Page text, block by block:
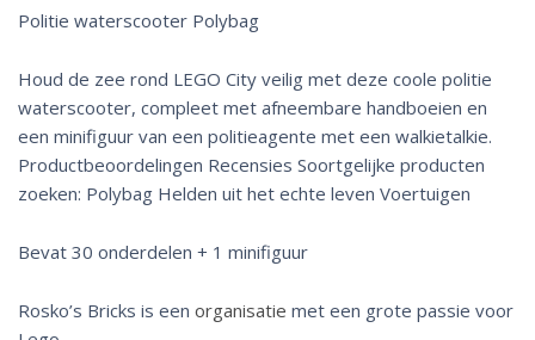
Politie waterscooter Polybag
Houd de zee rond LEGO City veilig met deze coole politie
waterscooter, compleet met afneembare handboeien en
een minifiguur van een politieagente met een walkietalkie.
Productbeoordelingen Recensies Soortgelijke producten
zoeken: Polybag Helden uit het echte leven Voertuigen
Bevat 30 onderdelen + 1 minifiguur
Rosko’s Bricks is een organisatie met een grote passie voor